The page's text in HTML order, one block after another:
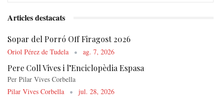
Articles destacats
Sopar del Porró Off Firagost 2026
Oriol Pérez de Tudela ag. 7, 2026
Pere Coll Vives i l’Enciclopèdia Espasa
Per Pilar Vives Corbella
Pilar Vives Corbella
jul. 28, 2026